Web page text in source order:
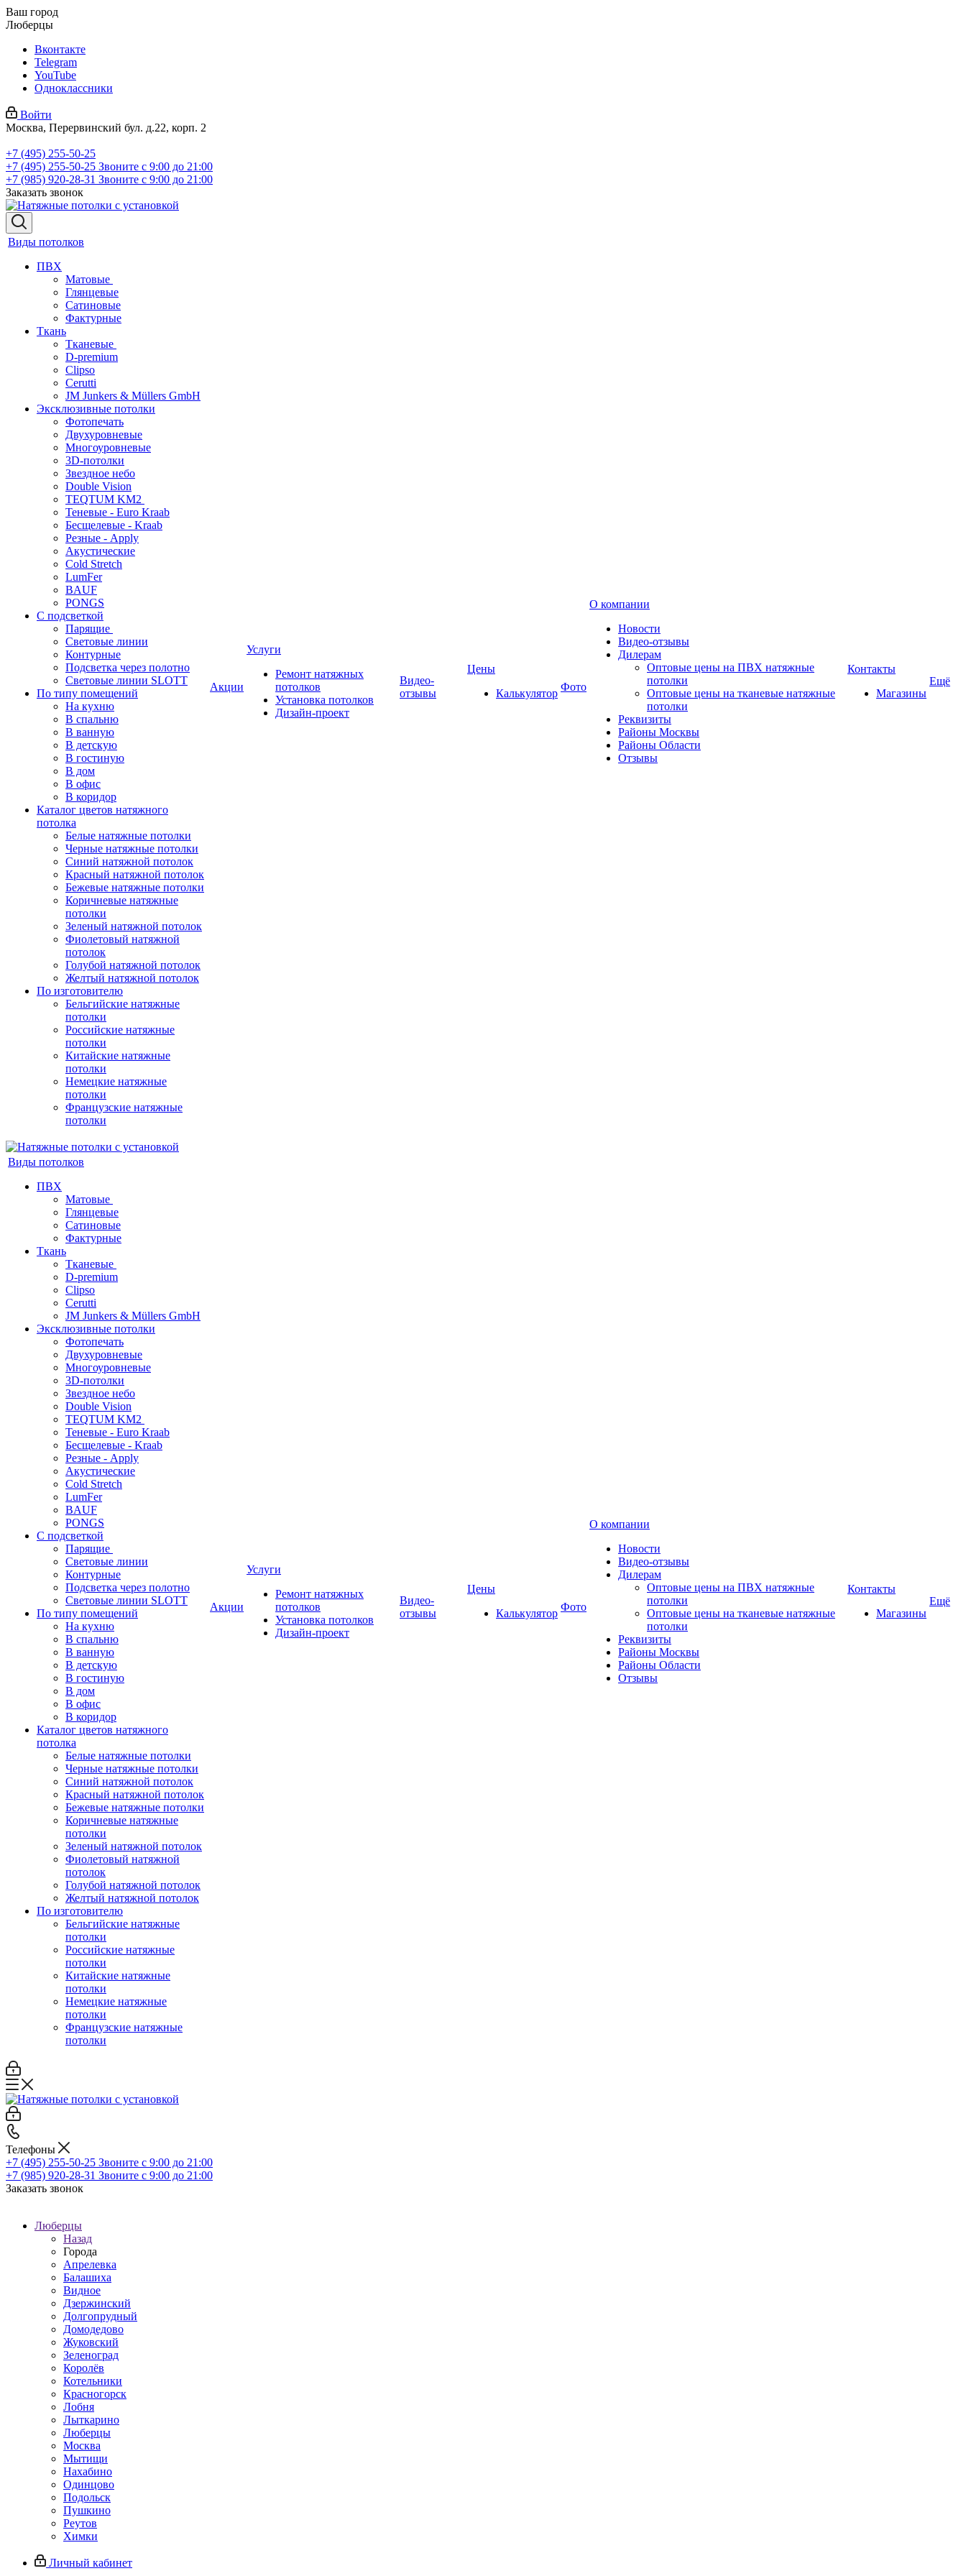
Ваш город
Люберцы
Вконтакте
Telegram
YouTube
Одноклассники
Войти
Москва, Перервинский бул. д.22, корп. 2
+7 (495) 255-50-25
+7 (495) 255-50-25 Звоните с 9:00 до 21:00
+7 (985) 920-28-31 Звоните с 9:00 до 21:00
Заказать звонок
Виды потолков
ПВХ
Матовые
Глянцевые
Сатиновые
Фактурные
Ткань
Тканевые
D-premium
Clipso
Cerutti
JM Junkers & Müllers GmbH
Эксклюзивные потолки
Фотопечать
Двухуровневые
Многоуровневые
3D-потолки
Звездное небо
Double Vision
TEQTUM KM2
Теневые - Euro Kraab
Бесщелевые - Kraab
Резные - Apply
Акустические
Cold Stretch
LumFer
BAUF
PONGS
С подсветкой
Парящие
Световые линии
Контурные
Подсветка через полотно
Световые линии SLOTT
По типу помещений
На кухню
В спальню
В ванную
В детскую
В гостиную
В дом
В офис
В коридор
Каталог цветов натяжного
потолка
Белые натяжные потолки
Черные натяжные потолки
Синий натяжной потолок
Красный натяжной потолок
Бежевые натяжные потолки
Коричневые натяжные
потолки
Зеленый натяжной потолок
Фиолетовый натяжной
потолок
Голубой натяжной потолок
Желтый натяжной потолок
По изготовителю
Бельгийские натяжные
потолки
Российские натяжные
потолки
Китайские натяжные
потолки
Немецкие натяжные
потолки
Французские натяжные
потолки
Акции
Услуги
Ремонт натяжных
потолков
Установка потолков
Дизайн-проект
Видео-
отзывы
Цены
Калькулятор
Фото
О компании
Новости
Видео-отзывы
Дилерам
Оптовые цены на ПВХ натяжные
потолки
Оптовые цены на тканевые натяжные
потолки
Реквизиты
Районы Москвы
Районы Области
Отзывы
Контакты
Магазины
Ещё
Виды потолков
ПВХ
Матовые
Глянцевые
Сатиновые
Фактурные
Ткань
Тканевые
D-premium
Clipso
Cerutti
JM Junkers & Müllers GmbH
Эксклюзивные потолки
Фотопечать
Двухуровневые
Многоуровневые
3D-потолки
Звездное небо
Double Vision
TEQTUM KM2
Теневые - Euro Kraab
Бесщелевые - Kraab
Резные - Apply
Акустические
Cold Stretch
LumFer
BAUF
PONGS
С подсветкой
Парящие
Световые линии
Контурные
Подсветка через полотно
Световые линии SLOTT
По типу помещений
На кухню
В спальню
В ванную
В детскую
В гостиную
В дом
В офис
В коридор
Каталог цветов натяжного
потолка
Белые натяжные потолки
Черные натяжные потолки
Синий натяжной потолок
Красный натяжной потолок
Бежевые натяжные потолки
Коричневые натяжные
потолки
Зеленый натяжной потолок
Фиолетовый натяжной
потолок
Голубой натяжной потолок
Желтый натяжной потолок
По изготовителю
Бельгийские натяжные
потолки
Российские натяжные
потолки
Китайские натяжные
потолки
Немецкие натяжные
потолки
Французские натяжные
потолки
Акции
Услуги
Ремонт натяжных
потолков
Установка потолков
Дизайн-проект
Видео-
отзывы
Цены
Калькулятор
Фото
О компании
Новости
Видео-отзывы
Дилерам
Оптовые цены на ПВХ натяжные
потолки
Оптовые цены на тканевые натяжные
потолки
Реквизиты
Районы Москвы
Районы Области
Отзывы
Контакты
Магазины
Ещё
Телефоны
+7 (495) 255-50-25 Звоните с 9:00 до 21:00
+7 (985) 920-28-31 Звоните с 9:00 до 21:00
Заказать звонок
Люберцы
Назад
Города
Апрелевка
Балашиха
Видное
Дзержинский
Долгопрудный
Домодедово
Жуковский
Зеленоград
Королёв
Котельники
Красногорск
Лобня
Лыткарино
Люберцы
Москва
Мытищи
Нахабино
Одинцово
Подольск
Пушкино
Реутов
Химки
Личный кабинет